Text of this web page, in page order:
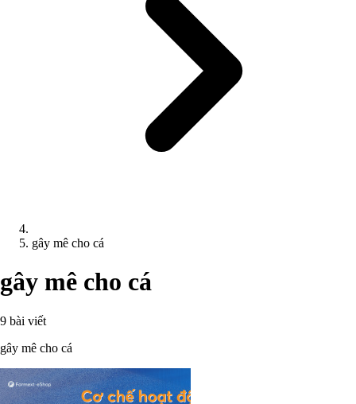
gây mê cho cá
gây mê cho cá
9 bài viết
gây mê cho cá